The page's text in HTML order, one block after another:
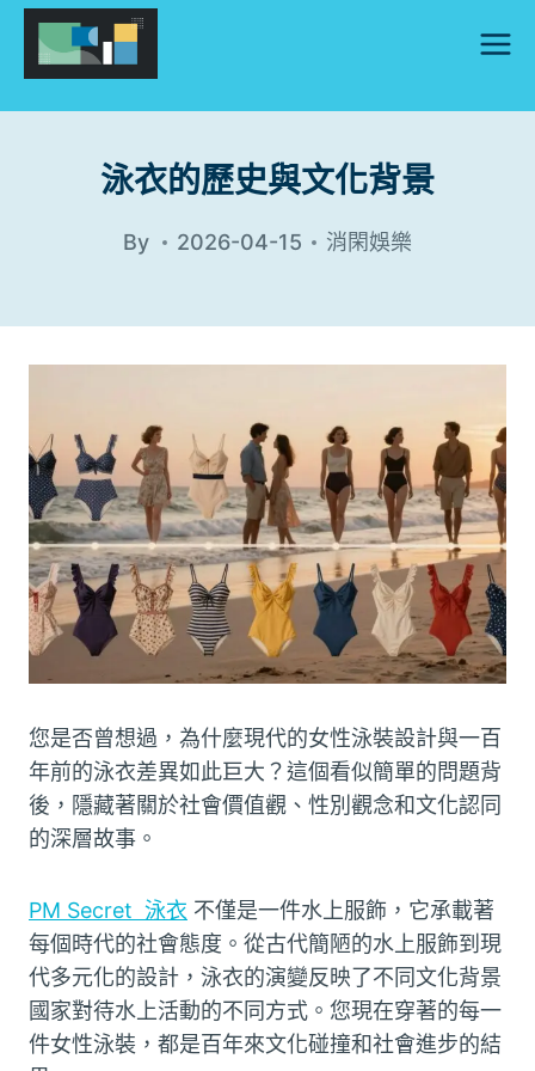
Skip
content
泳衣的歷史與文化背景
By 2026-04-15 消閑娛樂
您是否曾想過，為什麼現代的女性泳裝設計與一百
年前的泳衣差異如此巨大？這個看似簡單的問題背
後，隱藏著關於社會價值觀、性別觀念和文化認同
的深層故事。
PM Secret 泳衣 不僅是一件水上服飾，它承載著
每個時代的社會態度。從古代簡陋的水上服飾到現
代多元化的設計，泳衣的演變反映了不同文化背景
國家對待水上活動的不同方式。您現在穿著的每一
件女性泳裝，都是百年來文化碰撞和社會進步的結